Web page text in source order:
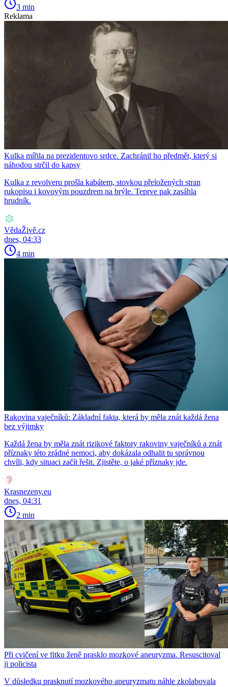
3 min
Reklama
Kulka mířila na prezidentovo srdce. Zachránil ho předmět, který si
náhodou strčil do kapsy
Kulka z revolveru prošla kabátem, stovkou přeložených stran
rukopisu i kovovým pouzdrem na brýle. Teprve pak zasáhla
hrudník.
VědaŽivě.cz
dnes, 04:33
4 min
Rakovina vaječníků: Základní fakta, která by měla znát každá žena
bez výjimky
Každá žena by měla znát rizikové faktory rakoviny vaječníků a znát
příznaky této zrádné nemoci, aby dokázala odhalit tu správnou
chvíli, kdy situaci začít řešit. Zjistěte, o jaké příznaky jde.
Krasnezeny.eu
dnes, 04:31
2 min
Při cvičení ve fitku ženě prasklo mozkové aneuryzma. Resuscitoval
ji policista
V důsledku prasknutí mozkového aneuryzmatu náhle zkolabovala